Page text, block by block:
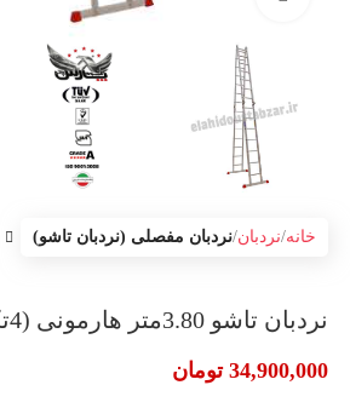
خانه نردبان نردبان مفصلی (نردبان تاشو)
نردبان تاشو 3.80متر هارمونی (4تکه)
34,900,000 تومان